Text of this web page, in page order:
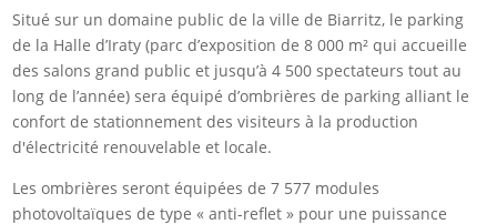
Situé sur un domaine public de la ville de Biarritz, le parking
de la Halle d’Iraty (parc d’exposition de 8 000 m² qui accueille
des salons grand public et jusqu’à 4 500 spectateurs tout au
long de l’année) sera équipé d’ombrières de parking alliant le
confort de stationnement des visiteurs à la production
d'électricité renouvelable et locale.
Les ombrières seront équipées de 7 577 modules
photovoltaïques de type « anti-reflet » pour une puissance